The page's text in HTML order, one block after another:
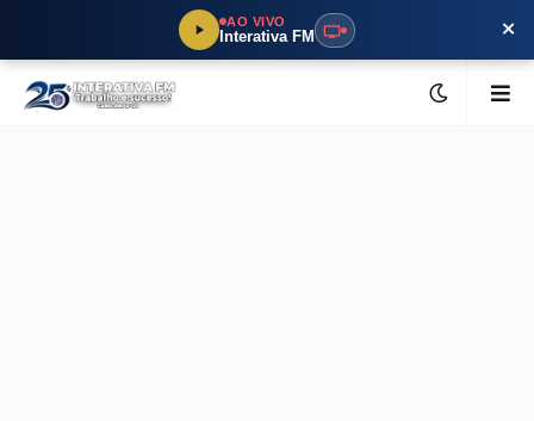
AO VIVO
Interativa FM ×